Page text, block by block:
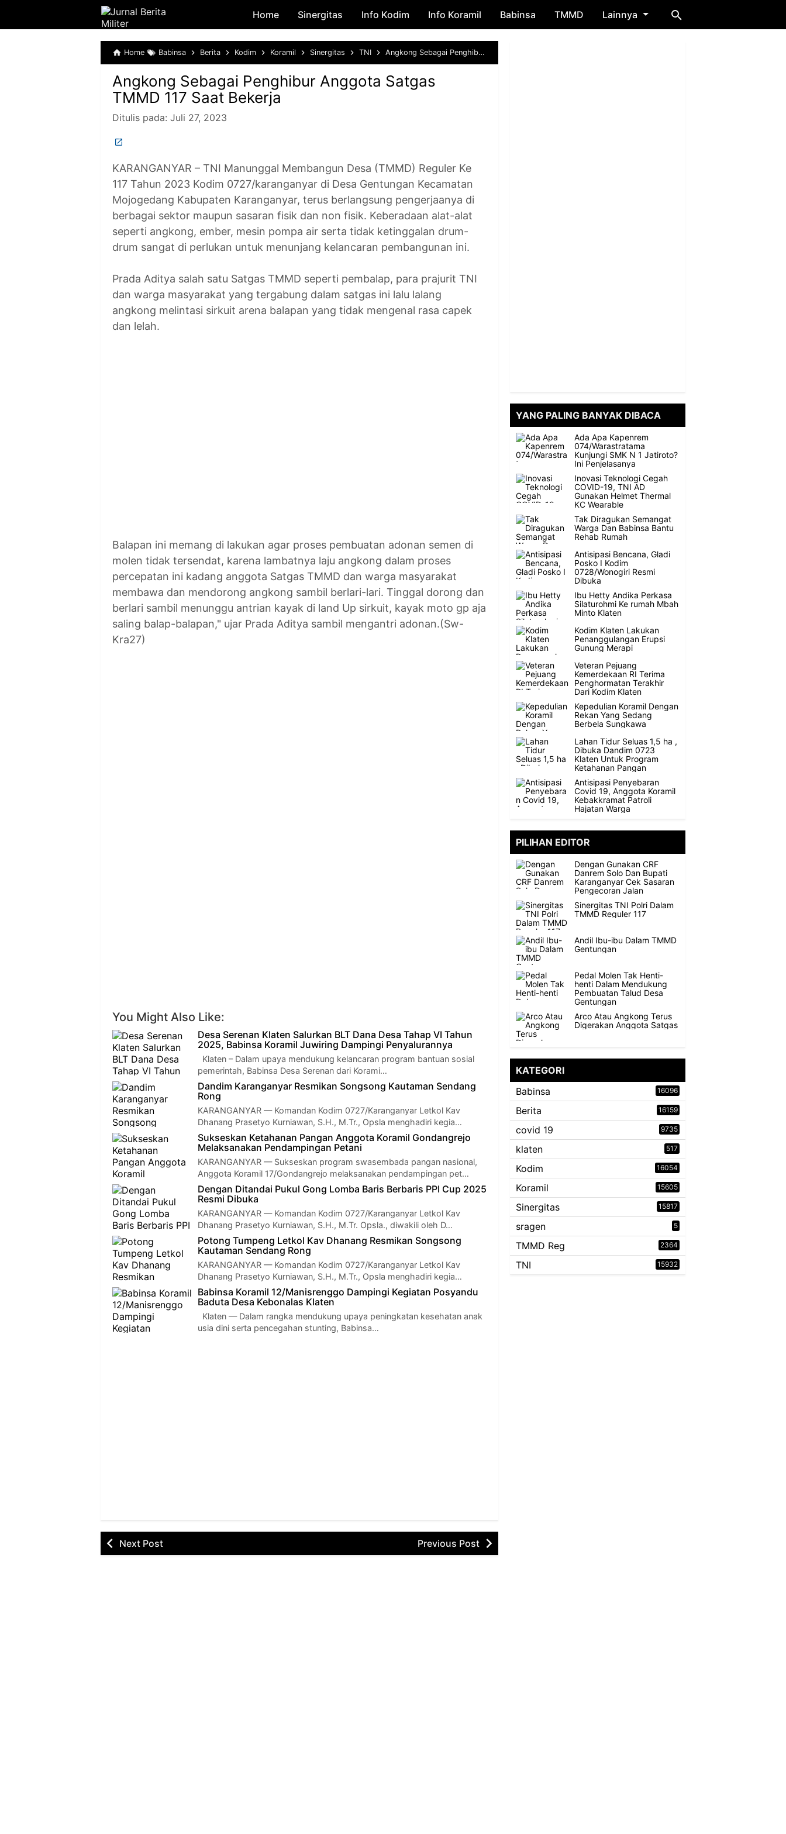
Skip to main content
Home Sinergitas Info Kodim Info Koramil Babinsa TMMD Lainnya
Home Babinsa Berita Kodim Koramil Sinergitas TNI Angkong Sebagai Penghibur Anggota Satgas TMMD 117 Saat Bekerja
Angkong Sebagai Penghibur Anggota Satgas
TMMD 117 Saat Bekerja
Ditulis pada: Juli 27, 2023
KARANGANYAR – TNI Manunggal Membangun Desa (TMMD) Reguler Ke
117 Tahun 2023 Kodim 0727/karanganyar di Desa Gentungan Kecamatan
Mojogedang Kabupaten Karanganyar, terus berlangsung pengerjaanya di
berbagai sektor maupun sasaran fisik dan non fisik. Keberadaan alat-alat
seperti angkong, ember, mesin pompa air serta tidak ketinggalan drum-
drum sangat di perlukan untuk menunjang kelancaran pembangunan ini.
Prada Aditya salah satu Satgas TMMD seperti pembalap, para prajurit TNI
dan warga masyarakat yang tergabung dalam satgas ini lalu lalang
angkong melintasi sirkuit arena balapan yang tidak mengenal rasa capek
dan lelah.
Balapan ini memang di lakukan agar proses pembuatan adonan semen di
molen tidak tersendat, karena lambatnya laju angkong dalam proses
percepatan ini kadang anggota Satgas TMMD dan warga masyarakat
membawa dan mendorong angkong sambil berlari-lari. Tinggal dorong dan
berlari sambil menunggu antrian kayak di land Up sirkuit, kayak moto gp aja
saling balap-balapan," ujar Prada Aditya sambil mengantri adonan.(Sw-
Kra27)
You Might Also Like:
Desa Serenan Klaten Salurkan BLT Dana Desa Tahap VI Tahun
2025, Babinsa Koramil Juwiring Dampingi Penyalurannya
Klaten – Dalam upaya mendukung kelancaran program bantuan sosial
pemerintah, Babinsa Desa Serenan dari Korami…
Dandim Karanganyar Resmikan Songsong Kautaman Sendang
Rong
KARANGANYAR — Komandan Kodim 0727/Karanganyar Letkol Kav
Dhanang Prasetyo Kurniawan, S.H., M.Tr., Opsla menghadiri kegia…
Sukseskan Ketahanan Pangan Anggota Koramil Gondangrejo
Melaksanakan Pendampingan Petani
KARANGANYAR — Sukseskan program swasembada pangan nasional,
Anggota Koramil 17/Gondangrejo melaksanakan pendampingan pet…
Dengan Ditandai Pukul Gong Lomba Baris Berbaris PPI Cup 2025
Resmi Dibuka
KARANGANYAR — Komandan Kodim 0727/Karanganyar Letkol Kav
Dhanang Prasetyo Kurniawan, S.H., M.Tr. Opsla., diwakili oleh D…
Potong Tumpeng Letkol Kav Dhanang Resmikan Songsong
Kautaman Sendang Rong
KARANGANYAR — Komandan Kodim 0727/Karanganyar Letkol Kav
Dhanang Prasetyo Kurniawan, S.H., M.Tr., Opsla menghadiri kegia…
Babinsa Koramil 12/Manisrenggo Dampingi Kegiatan Posyandu
Baduta Desa Kebonalas Klaten
Klaten — Dalam rangka mendukung upaya peningkatan kesehatan anak
usia dini serta pencegahan stunting, Babinsa…
Next Post Previous Post
YANG PALING BANYAK DIBACA
Ada Apa Kapenrem
074/Warastratama
Kunjungi SMK N 1 Jatiroto?
Ini Penjelasanya
Inovasi Teknologi Cegah
COVID-19, TNI AD
Gunakan Helmet Thermal
KC Wearable
Tak Diragukan Semangat
Warga Dan Babinsa Bantu
Rehab Rumah
Antisipasi Bencana, Gladi
Posko I Kodim
0728/Wonogiri Resmi
Dibuka
Ibu Hetty Andika Perkasa
Silaturohmi Ke rumah Mbah
Minto Klaten
Kodim Klaten Lakukan
Penanggulangan Erupsi
Gunung Merapi
Veteran Pejuang
Kemerdekaan RI Terima
Penghormatan Terakhir
Dari Kodim Klaten
Kepedulian Koramil Dengan
Rekan Yang Sedang
Berbela Sungkawa
Lahan Tidur Seluas 1,5 ha ,
Dibuka Dandim 0723
Klaten Untuk Program
Ketahanan Pangan
Antisipasi Penyebaran
Covid 19, Anggota Koramil
Kebakkramat Patroli
Hajatan Warga
PILIHAN EDITOR
Dengan Gunakan CRF
Danrem Solo Dan Bupati
Karanganyar Cek Sasaran
Pengecoran Jalan
Sinergitas TNI Polri Dalam
TMMD Reguler 117
Andil Ibu-ibu Dalam TMMD
Gentungan
Pedal Molen Tak Henti-
henti Dalam Mendukung
Pembuatan Talud Desa
Gentungan
Arco Atau Angkong Terus
Digerakan Anggota Satgas
KATEGORI
Babinsa
16096
Berita 16159
covid 19 9735
klaten 517
Kodim 16054
Koramil 15605
Sinergitas 15817
sragen 5
TMMD Reg 2364
TNI 15932